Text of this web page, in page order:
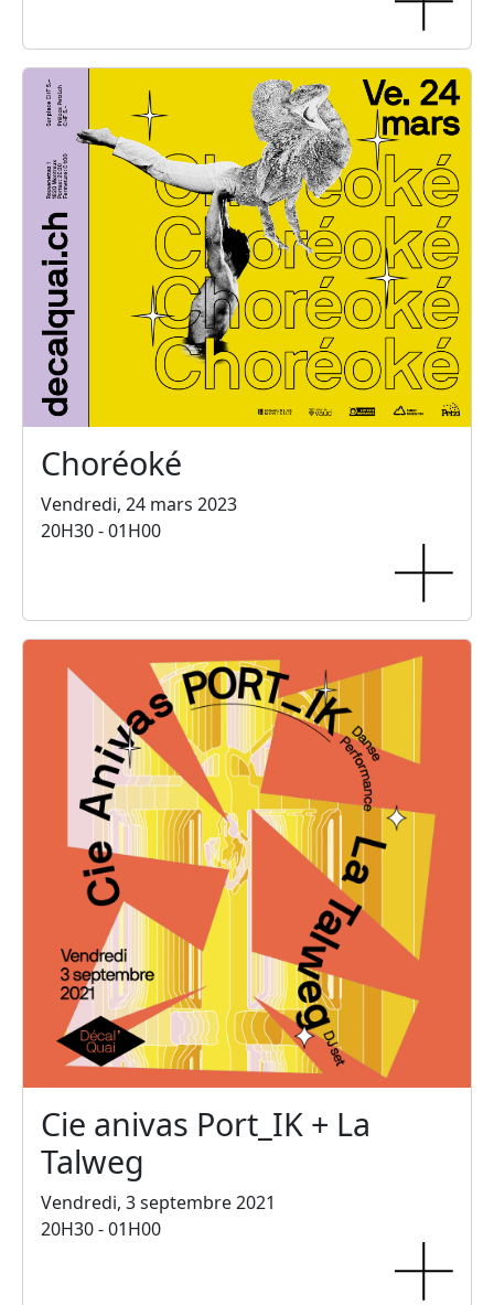
Choréoké
Vendredi, 24 mars 2023
20H30 - 01H00
Cie anivas Port_IK + La
Talweg
Vendredi, 3 septembre 2021
20H30 - 01H00